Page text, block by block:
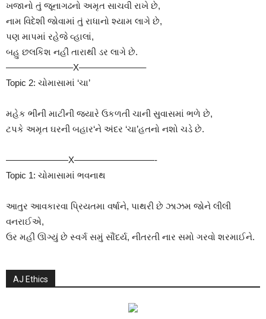
ખજાનો તું જૂનાગઢનો અમૃત સાચવી રાખે છે,
નામ વિદેશી જોવામાં તું રાધાનો શ્યામ લાગે છે,
પણ માપમાં રહેજે વ્હાલાં,
બહુ છલકિશ નહીં તારાથી ડર લાગે છે.
———————–X———————–
Topic 2: ચોમાસામાં ‘ચા’
મહેક ભીની માટીની જ્યારે ઉકળતી ચાની સુવાસમાં ભળે છે,
ટપકે અમૃત ઘરની બહાર‘ને અંદર ‘ચા’હતનો નશો ચડે છે.
———————X—————————-
Topic 1: ચોમાસામાં ભવનાથ
આતુર આવકારવા પ્રિયતમા વર્ષાને, પાથરી છે ઝાઝમ જોને લીલી
વનરાઈએ,
ઉર મહીં ઊગ્યું છે સ્વર્ગ સમું સૌંદર્ય, નીતરતી નાર સમો ગરવો શરમાઈને.
AJ Ethics